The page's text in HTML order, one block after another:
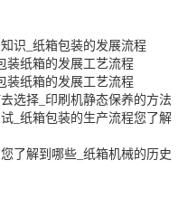
识_纸箱包装的发展流程
装纸箱的发展工艺流程
装纸箱的发展工艺流程
选择_印刷机静态保养的方法
_纸箱包装的生产流程您了解
了解到哪些_纸箱机械的历史